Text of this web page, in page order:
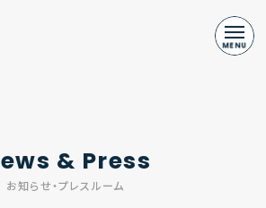
ews & Press
お知らせ・プレスルーム